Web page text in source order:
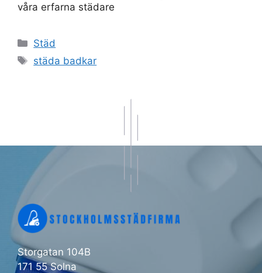
våra erfarna städare
Kategorier
Städ
Etiketter
städa badkar
Storgatan 104B
171 55 Solna